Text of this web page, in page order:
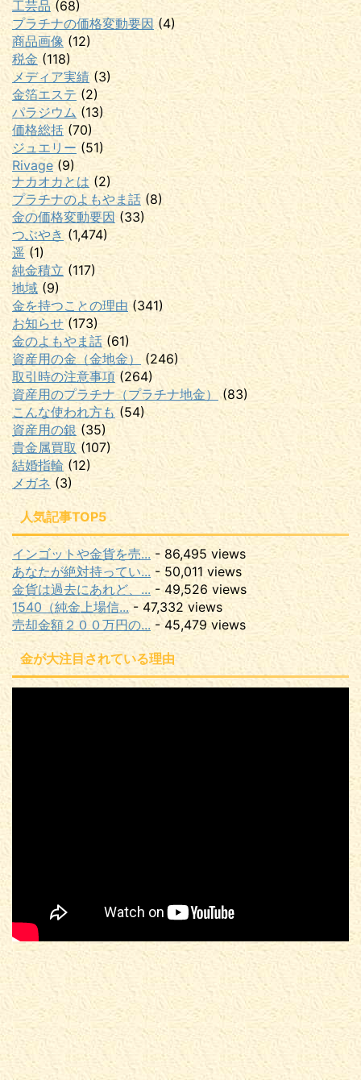
工芸品 (68)
プラチナの価格変動要因 (4)
商品画像 (12)
税金 (118)
メディア実績(3)
金箔エステ(2)
パラジウム (13)
価格総括 (70)
ジュエリー (51)
Rivage (9)
ナカオカとは(2)
プラチナのよもやま話 (8)
金の価格変動要因 (33)
つぶやき (1,474)
遥 (1)
純金積立 (117)
地域 (9)
金を持つことの理由 (341)
お知らせ(173)
金のよもやま話 (61)
資産用の金（金地金）
(246)
取引時の注意事項 (264)
資産用のプラチナ（プラチナ地金） (83)
こんな使われ方も (54)
資産用の銀 (35)
貴金属買取 (107)
結婚指輪 (12)
メガネ (3)
人気記事TOP5
インゴットや金貨を売... - 86,495 views
あなたが絶対持ってい... - 50,011 views
金貨は過去にあれど、... - 49,526 views
1540（純金上場信...- 47,332 views
売却金額２００万円の... - 45,479 views
金が大注目されている理由